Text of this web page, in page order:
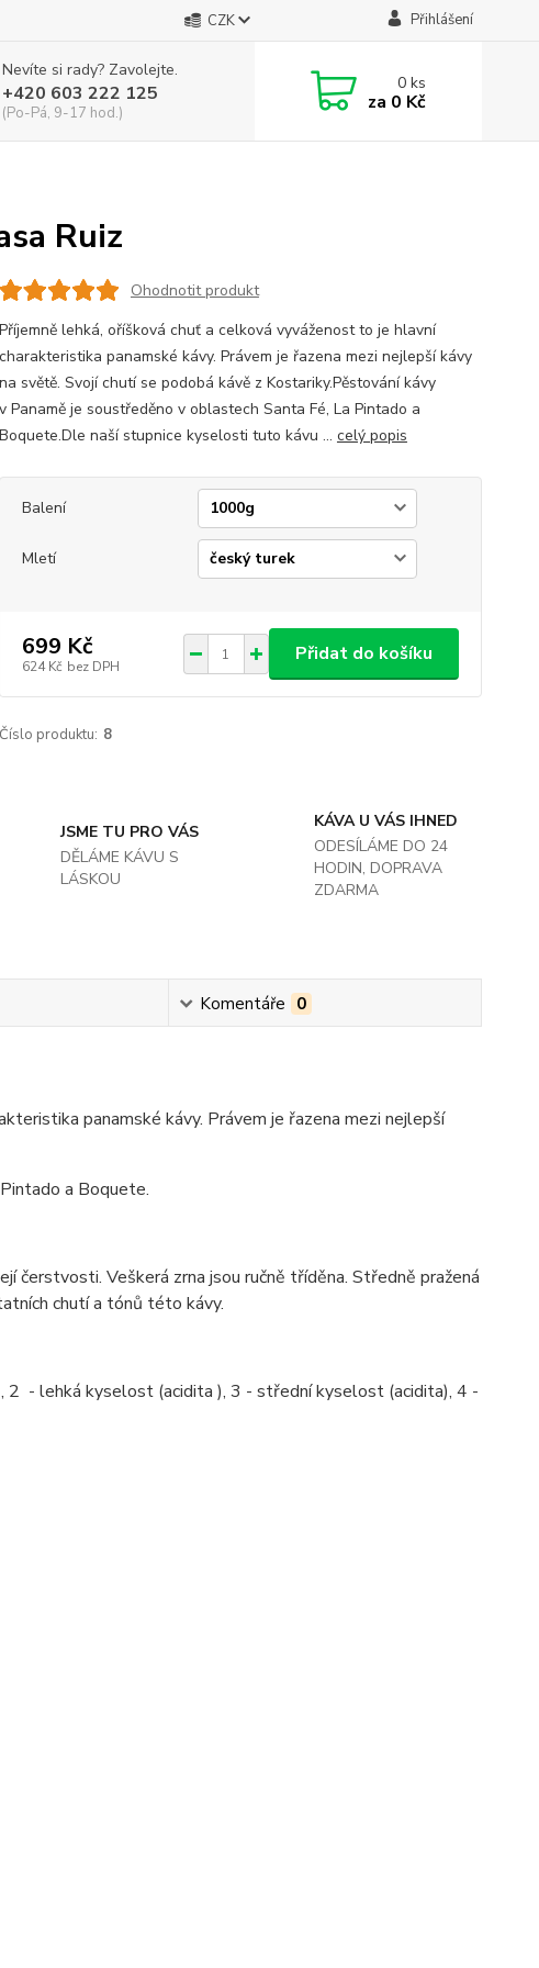
CZK Přihlášení
Nevíte si rady? Zavolejte.
+420 603 222 125
(Po-Pá, 9-17 hod.)
0ks
za 0 Kč
Ruiz
Ohodnotit produkt
Příjemně lehká, oříšková chuť a celková vyváženost to je hlavní
charakteristika panamské kávy. Právem je řazena mezi nejlepší kávy
na světě. Svojí chutí se podobá kávě z Kostariky.Pěstování kávy
v Panamě je soustředěno v oblastech Santa Fé, La Pintado a
Boquete.Dle naší stupnice kyselosti tuto kávu ... celý popis
Balení
Mletí
699 Kč
624 Kč bez DPH
Přidat do košíku
Číslo produktu: 8
JSME TU PRO VÁS
DĚLÁME KÁVU S
LÁSKOU
KÁVA U VÁS IHNED
ODESÍLÁME DO 24
HODIN, DOPRAVA
ZDARMA
Komentáře 0
panamské kávy. Právem je řazena mezi nejlepší
a Boquete.
čerstvosti. Veškerá zrna jsou ručně tříděna. Středně pražená
chutí a tónů této kávy.
- lehká kyselost (acidita ), 3 - střední kyselost (acidita), 4 -